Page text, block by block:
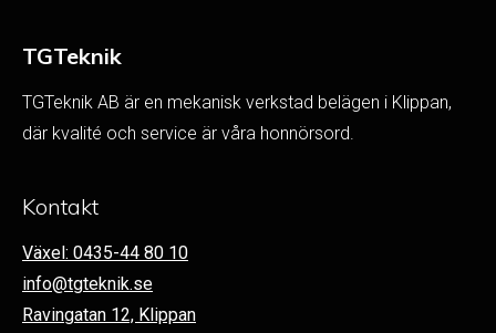
TGTeknik
TGTeknik AB är en mekanisk verkstad belägen i Klippan,
där kvalité och service är våra honnörsord.
Kontakt
Växel: 0435-44 80 10
info@tgteknik.se
Ravingatan 12, Klippan